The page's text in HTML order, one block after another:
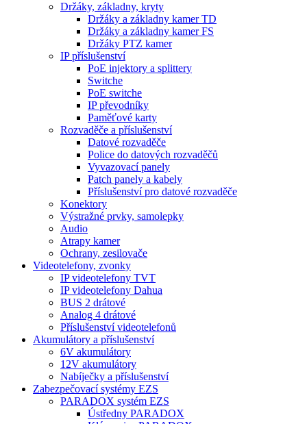
Držáky, základny, kryty
Držáky a základny kamer TD
Držáky a základny kamer FS
Držáky PTZ kamer
IP příslušenství
PoE injektory a splittery
Switche
PoE switche
IP převodníky
Paměťové karty
Rozvaděče a příslušenství
Datové rozvaděče
Police do datových rozvaděčů
Vyvazovací panely
Patch panely a kabely
Příslušenství pro datové rozvaděče
Konektory
Výstražné prvky, samolepky
Audio
Atrapy kamer
Ochrany, zesilovače
Videotelefony, zvonky
IP videotelefony TVT
IP videotelefony Dahua
BUS 2 drátové
Analog 4 drátové
Příslušenství videotelefonů
Akumulátory a příslušenství
6V akumulátory
12V akumulátory
Nabíječky a příslušenství
Zabezpečovací systémy EZS
PARADOX systém EZS
Ústředny PARADOX